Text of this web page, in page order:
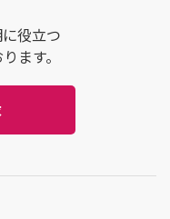
役立つ
ます。